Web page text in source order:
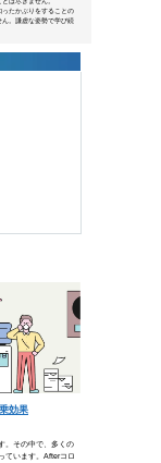
リューションズグループ
た方、営業活動で名刺交